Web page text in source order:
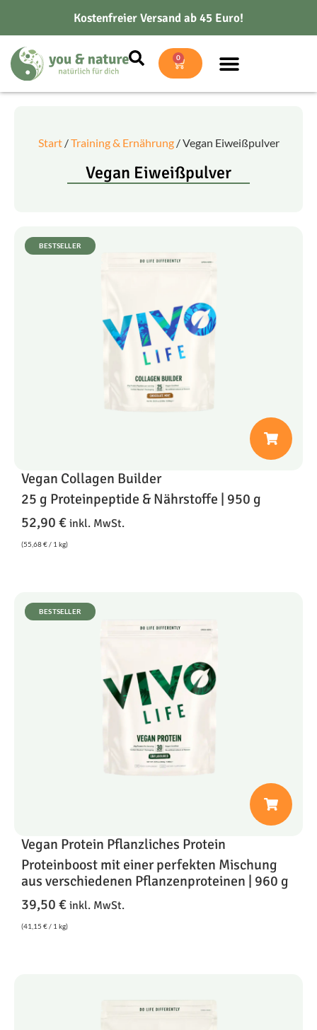
Kostenfreier Versand ab 45 Euro!
0
Start/Training & Ernährung/ Vegan Eiweißpulver
Vegan Eiweißpulver
BESTSELLER
Vegan Collagen Builder
25 g Proteinpeptide & Nährstoffe | 950 g
52,90 € inkl. MwSt.
(55,68€/ 1 kg)
BESTSELLER
Vegan Protein Pflanzliches Protein
Proteinboost mit einer perfekten Mischung
aus verschiedenen Pflanzenproteinen | 960 g
39,50 € inkl. MwSt.
(41,15 €/ 1 kg)